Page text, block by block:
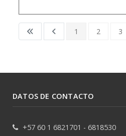
1 2 3
DATOS DE CONTACTO
+57 60 1 6821701 - 6818530